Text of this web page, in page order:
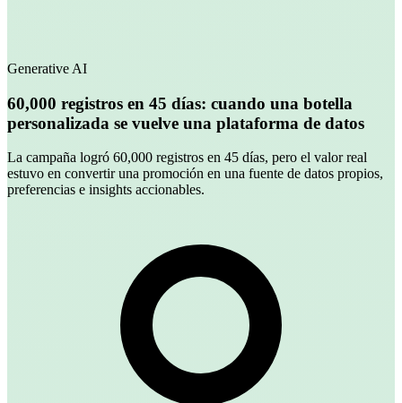
Generative AI
60,000 registros en 45 días: cuando una botella
personalizada se vuelve una plataforma de datos
La campaña logró 60,000 registros en 45 días, pero el valor real
estuvo en convertir una promoción en una fuente de datos propios,
preferencias e insights accionables.